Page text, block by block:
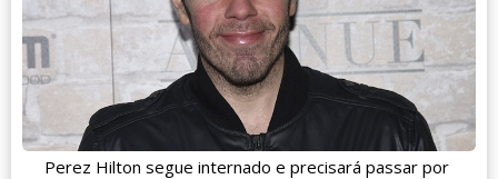
Perez Hilton segue internado e precisará passar por